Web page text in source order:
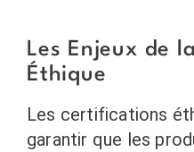
Les Enjeux de
Éthique
Les certifications
garantir que les